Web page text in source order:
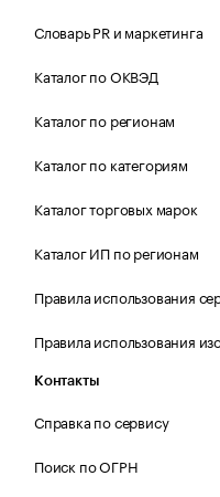
Словарь PR и маркетинга
Каталог по ОКВЭД
Каталог по регионам
Каталог по категориям
Каталог торговых марок
Каталог ИП по регионам
Правила использования
Правила использования
Контакты
Справка по сервису
Поиск по ОГРН